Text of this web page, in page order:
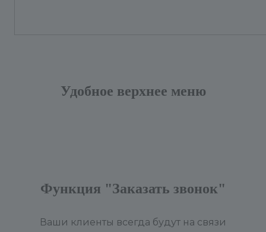
Удобное верхнее меню
Функция "Заказать звонок"
Ваши клиенты всегда будут на связи